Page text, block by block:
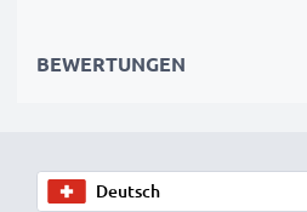
Vermeidung von Elektroschrott.
BEWERTUNGEN